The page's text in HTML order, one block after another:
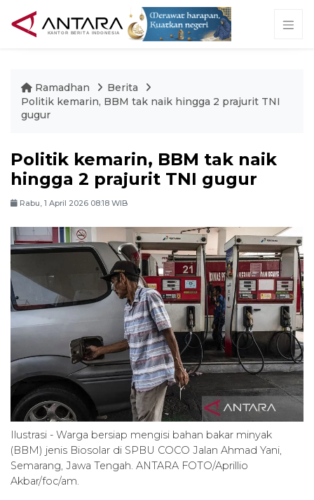
Ramadhan
Berita
Politik kemarin, BBM tak naik hingga 2 prajurit TNI
gugur
Politik kemarin, BBM tak naik
hingga 2 prajurit TNI gugur
Rabu, 1 April 2026 08:18 WIB
Ilustrasi - Warga bersiap mengisi bahan bakar minyak
(BBM) jenis Biosolar di SPBU COCO Jalan Ahmad Yani,
Semarang, Jawa Tengah. ANTARA FOTO/Aprillio
Akbar/foc/am.